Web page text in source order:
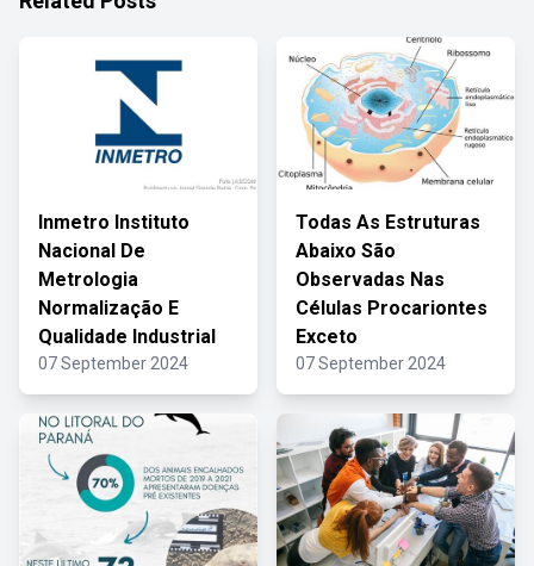
Inmetro Instituto
Nacional De
Metrologia
Normalização E
Qualidade Industrial
07 September 2024
Todas As Estruturas
Abaixo São
Observadas Nas
Células Procariontes
Exceto
07 September 2024